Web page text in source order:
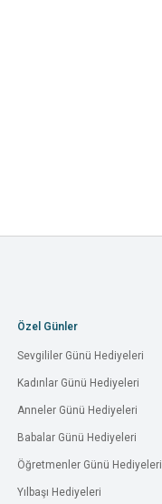
Özel Günler
Sevgililer Günü Hediyeleri
Kadınlar Günü Hediyeleri
Anneler Günü Hediyeleri
Babalar Günü Hediyeleri
Öğretmenler Günü Hediyeleri
Yılbaşı Hediyeleri